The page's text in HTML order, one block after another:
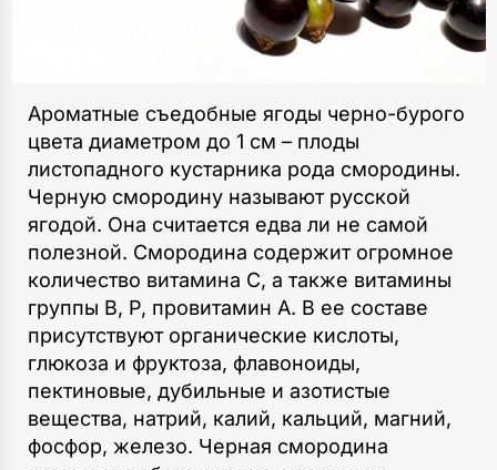
Ароматные съедобные ягоды черно-бурого
цвета диаметром до 1 см – плоды
листопадного кустарника рода смородины.
Черную смородину называют русской
ягодой. Она считается едва ли не самой
полезной. Смородина содержит огромное
количество витамина С, а также витамины
группы В, Р, провитамин A. В ее составе
присутствуют органические кислоты,
глюкоза и фруктоза, флавоноиды,
пектиновые, дубильные и азотистые
вещества, натрий, калий, кальций, магний,
фосфор, железо. Черная смородина